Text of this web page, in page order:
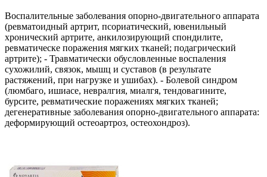
Воспалительные заболевания опорно-двигательного аппарата
(ревматоидный артрит, псориатический, ювенильный
хронический артрите, анкилозирующий спондилите,
ревматическе поражения мягких тканей; подагрический
артрите); - Травматически обусловленные воспаления
сухожилий, связок, мышц и суставов (в результате
растяжений, при нагрузке и ушибах). - Болевой синдром
(люмбаго, ишиасе, невралгия, миалгя, тендовагините,
бурсите, ревматические поражениях мягких тканей;
дегенеративные заболевания опорно-двигательного аппарата:
деформирующий остеоартроз, остеохондроз).